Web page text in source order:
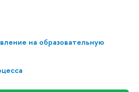
на образовательную